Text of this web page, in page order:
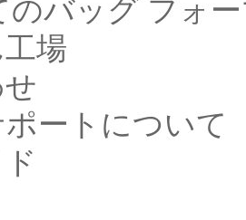
のバッグ フォ
場
ートについて